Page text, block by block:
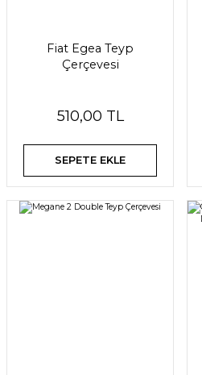
Fiat Egea Teyp
Çerçevesi
510,00 TL
SEPETE EKLE